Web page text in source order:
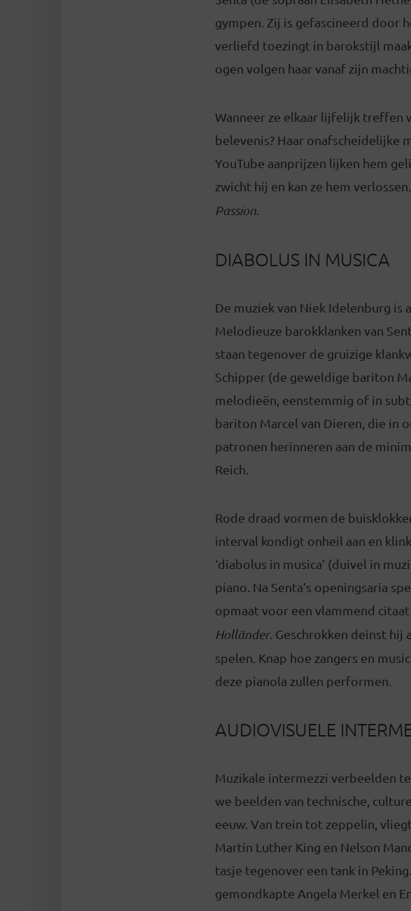
gympen. Zij is gefascineerd door
verliefd toezingt in barokstijl
ogen volgen haar vanaf zijn
Wanneer ze elkaar lijfelijk treffen
belevenis? Haar onafscheidelijke
YouTube aanprijzen lijken hem
zwicht hij en kan ze hem
Passion.
DIABOLUS IN MUSICA
De muziek van Niek Idelenburg is
Melodieuze barokklanken van
staan tegenover de gruizige
Schipper (de geweldige bariton
melodieën, eenstemmig of in
bariton Marcel van Dieren, die in
patronen herinneren aan de
Reich.
Rode draad vormen de
interval kondigt onheil aan en
‘diabolus in musica’ (duivel in
piano. Na Senta’s openingsaria
opmaat voor een vlammend
Holländer. Geschrokken deinst
spelen. Knap hoe zangers en
deze pianola zullen performen.
AUDIOVISUELE
Muzikale intermezzi verbeelden
we beelden van technische,
eeuw. Van trein tot zeppelin,
Martin Luther King en Nelson
tasje tegenover een tank in
gemondkapte Angela Merkel en